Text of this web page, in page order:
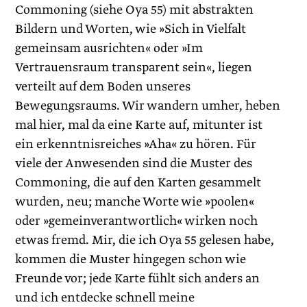
Commoning (siehe Oya 55) mit abstrakten
Bildern und Worten, wie »Sich in Vielfalt
gemeinsam ausrichten« oder »Im
Vertrauensraum transparent sein«, liegen
verteilt auf dem Boden unseres
Bewegungsraums. Wir wandern umher, heben
mal hier, mal da eine Karte auf, mitunter ist
ein erkenntnisreiches »Aha« zu hören. Für
viele der Anwesenden sind die Muster des
Commoning, die auf den Karten gesammelt
wurden, neu; manche Worte wie »poolen«
oder »gemeinverantwortlich« wirken noch
etwas fremd. Mir, die ich Oya 55 gelesen habe,
kommen die Muster hingegen schon wie
Freunde vor; jede Karte fühlt sich anders an
und ich entdecke schnell meine